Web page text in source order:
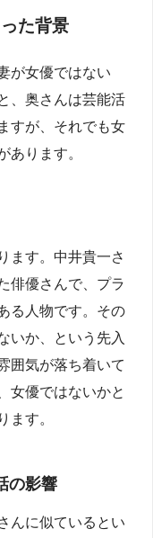
た背景
が女優ではない
、奥さんは芸能活
すが、それでも女
あります。
ます。中井貴一さ
俳優さんで、プラ
る人物です。その
いか、という先入
囲気が落ち着いて
女優ではないかと
ます。
の影響
んに似ているとい